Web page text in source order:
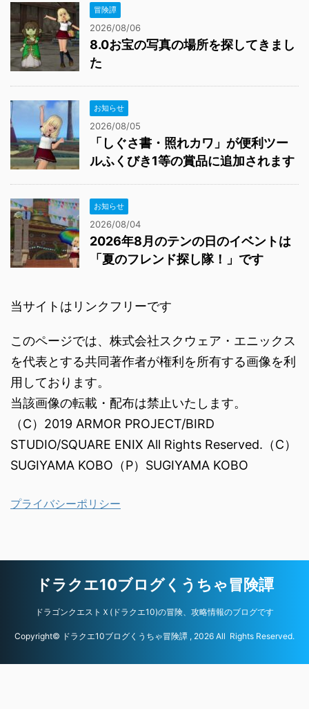
冒険譚
2026/08/06
8.0お宝の写真の場所を探してきまし
た
お知らせ
2026/08/05
「しぐさ書・照れカワ」が便利ツー
ルふくびき1等の賞品に追加されます
お知らせ
2026/08/04
2026年8月のテンの日のイベントは
「夏のフレンド探し隊！」です
当サイトはリンクフリーです
このページでは、株式会社スクウェア・エニックス
を代表とする共同著作者が権利を所有する画像を利
用しております。
当該画像の転載・配布は禁止いたします。
（C）2019 ARMOR PROJECT/BIRD
STUDIO/SQUARE ENIX All Rights Reserved.（C）
SUGIYAMA KOBO（P）SUGIYAMA KOBO
プライバシーポリシー
ドラクエ10ブログくうちゃ冒険譚
ドラゴンクエストＸ(ドラクエ10)の冒険、攻略情報のブログです
Copyright© ドラクエ10ブログくうちゃ冒険譚 , 2026 All Rights Reserved.